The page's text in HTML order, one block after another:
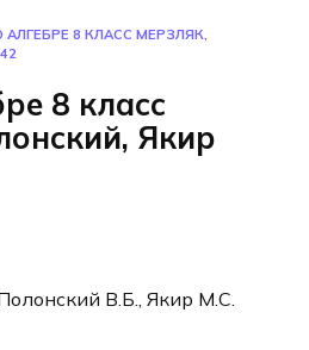
АЛГЕБРЕ 8 КЛАСС МЕРЗЛЯК,
8 класс
Якир
В.Б., Якир М.С.